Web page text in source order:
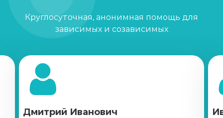
Круглосуточная, анонимная помощь для
зависимых и созависимых
Дмитрий Иванович